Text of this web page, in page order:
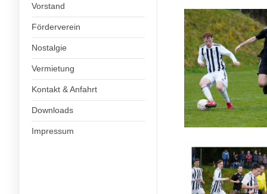
Vorstand
Förderverein
Nostalgie
Vermietung
Kontakt & Anfahrt
Downloads
Impressum